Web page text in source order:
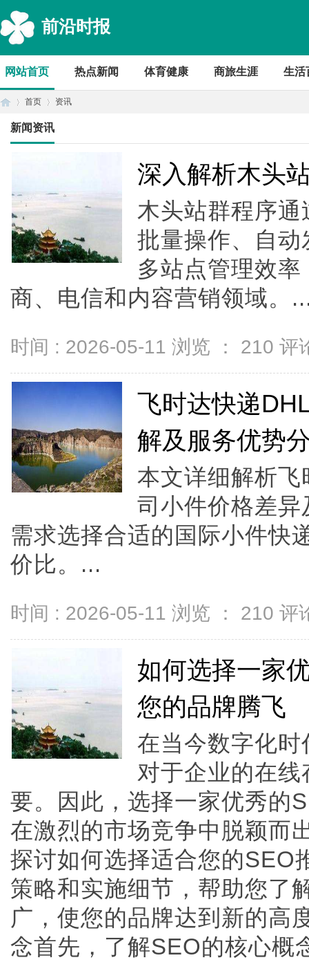
前沿时报
网站首页 热点新闻 体育健康 商旅生涯 生活
首页 资讯
新闻资讯
深入解析木头
木头站群程序
批量操作、自
多站点管理效
商、电信和内容营销领域。
时间 : 2026-05-11 浏览 ： 210 评
飞时达快递
解及服务优势
本文详细解析
司小件价格差
需求选择合适的国际小件快
价比。...
时间 : 2026-05-11 浏览 ： 210 评
如何选择一家
您的品牌腾飞
在当今数字化
对于企业的在
要。因此，选择一家优秀的
在激烈的市场竞争中脱颖而
探讨如何选择适合您的SEO
策略和实施细节，帮助您了
广，使您的品牌达到新的高
念首先，了解SEO的核心概